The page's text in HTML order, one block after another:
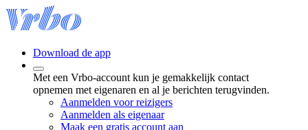
Download de app
Met een Vrbo-account kun je gemakkelijk contact
opnemen met eigenaren en al je berichten terugvinden.
Aanmelden voor reizigers
Aanmelden als eigenaar
Maak een gratis account aan